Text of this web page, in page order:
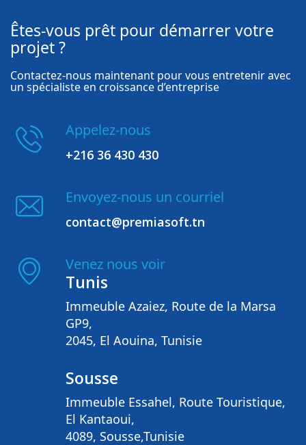
Êtes-vous prêt pour démarrer votre
projet ?
Contactez-nous maintenant pour vous entretenir avec
un spécialiste en croissance d’entreprise
Appelez-nous
+216 36 430 430
Envoyez-nous un courriel
contact@premiasoft.tn
Venez nous voir
Tunis
Immeuble Azaiez, Route de la Marsa
GP9,
2045, El Aouina, Tunisie
Sousse
Immeuble Essahel, Route Touristique,
El Kantaoui,
4089, Sousse,Tunisie